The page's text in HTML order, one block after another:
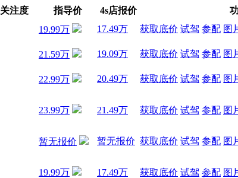
关注度 指导价 4s店报价
19.99万 17.49万 获取底价 试驾 参配 图
21.59万 19.09万 获取底价 试驾 参配 图
22.99万 20.49万 获取底价 试驾 参配 图
23.99万 21.49万 获取底价 试驾 参配 图
暂无报价 暂无报价 获取底价 试驾 参配 图
19.99万 17.49万 获取底价 试驾 参配 图